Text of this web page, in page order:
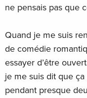
ne pensais pas que
Quand je me suis
de comédie
essayer d’être
je me suis dit que
pendant presque